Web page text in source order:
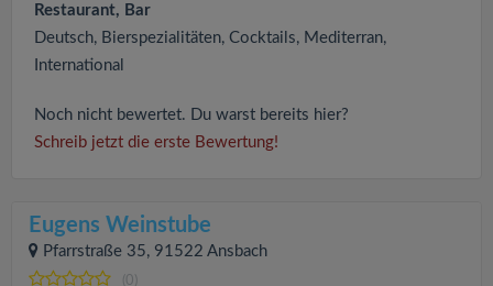
Restaurant, Bar
Deutsch, Bierspezialitäten, Cocktails, Mediterran,
International
Noch nicht bewertet. Du warst bereits hier?
Schreib jetzt die erste Bewertung!
Eugens Weinstube
Pfarrstraße 35, 91522 Ansbach
(0)